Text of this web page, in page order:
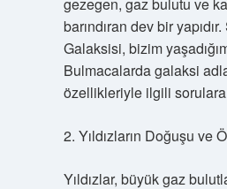
barındıran dev bir
Galaksisi, bizim
Bulmacalarda galaksi
özellikleriyle ilgili sorulara
2. Yıldızların Doğuşu ve
Yıldızlar, büyük gaz